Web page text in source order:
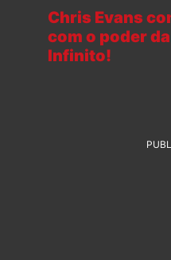
Chris Evans
com o poder
Infinito!